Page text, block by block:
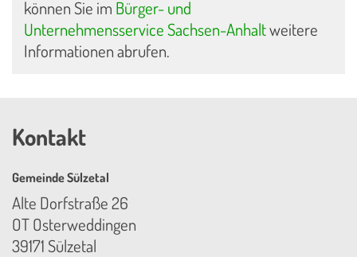
können Sie im Bürger- und
Unternehmensservice Sachsen-Anhaltweitere
Informationen abrufen.
Kontakt
Gemeinde Sülzetal
Alte Dorfstraße 26
OT Osterweddingen
39171 Sülzetal